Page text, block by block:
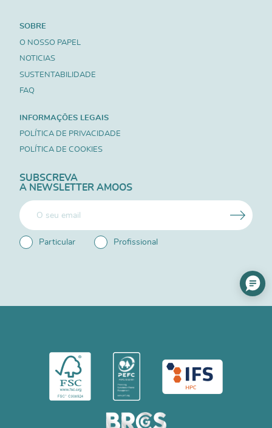
SOBRE
O NOSSO PAPEL
NOTICIAS
SUSTENTABILIDADE
FAQ
INFORMAÇÕES LEGAIS
POLÍTICA DE PRIVACIDADE
POLÍTICA DE COOKIES
SUBSCREVA
A NEWSLETTER AMOOS
Particular Profissional